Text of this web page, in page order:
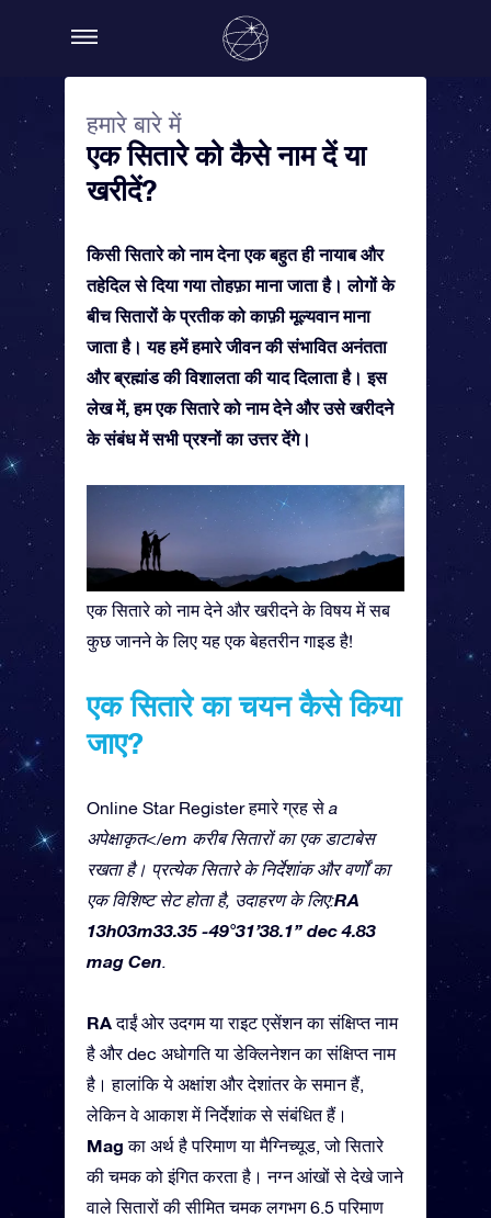
हमारे बारे में
एक सितारे को कैसे नाम दें या
खरीदें?
किसी सितारे को नाम देना एक बहुत ही नायाब और
तहेदिल से दिया गया तोहफ़ा माना जाता है। लोगों के
बीच सितारों के प्रतीक को काफ़ी मूल्यवान माना
जाता है। यह हमें हमारे जीवन की संभावित अनंतता
और ब्रह्मांड की विशालता की याद दिलाता है। इस
लेख में, हम एक सितारे को नाम देने और उसे खरीदने
के संबंध में सभी प्रश्नों का उत्तर देंगे।
एक सितारे को नाम देने और खरीदने के विषय में सब
कुछ जानने के लिए यह एक बेहतरीन गाइड है!
एक सितारे का चयन कैसे किया
जाए?
Online Star Register हमारे ग्रह से a
अपेक्षाकृत</em करीब सितारों का एक डाटाबेस
रखता है। प्रत्येक सितारे के निर्देशांक और वर्णों का
एक विशिष्ट सेट होता है, उदाहरण के लिए:RA
13h03m33.35 -49°31’38.1” dec 4.83
mag Cen.
RAदाईं ओर उदगम या राइट एसेंशन का संक्षिप्त नाम
है और dec अधोगति या डेक्लिनेशन का संक्षिप्त नाम
है। हालांकि ये अक्षांश और देशांतर के समान हैं,
लेकिन वे आकाश में निर्देशांक से संबंधित हैं।
Mag का अर्थ है परिमाण या मैग्निच्यूड, जो सितारे
की चमक को इंगित करता है। नग्न आंखों से देखे जाने
वाले सितारों की सीमित चमक लगभग 6.5 परिमाण